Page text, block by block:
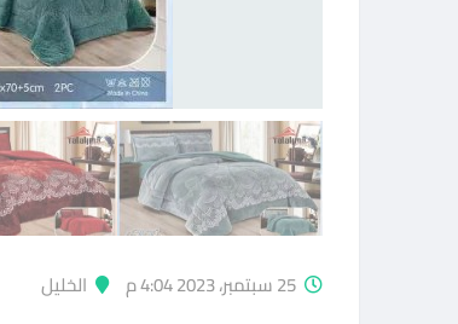
25 سبتمبر، 2023 4:04 م الخليل